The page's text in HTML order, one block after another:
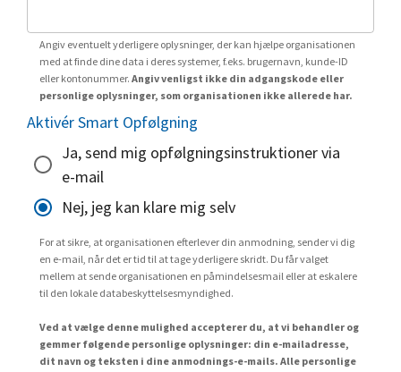
Angiv eventuelt yderligere oplysninger, der kan hjælpe organisationen
med at finde dine data i deres systemer, f.eks. brugernavn, kunde-ID
eller kontonummer. Angiv venligst ikke din adgangskode eller
personlige oplysninger, som organisationen ikke allerede har.
Aktivér Smart Opfølgning
Ja, send mig opfølgningsinstruktioner via
e-mail
Nej, jeg kan klare mig selv
For at sikre, at organisationen efterlever din anmodning, sender vi dig
en e-mail, når det er tid til at tage yderligere skridt. Du får valget
mellem at sende organisationen en påmindelsesmail eller at eskalere
til den lokale databeskyttelsesmyndighed.
Ved at vælge denne mulighed accepterer du, at vi behandler og
gemmer følgende personlige oplysninger: din e-mailadresse,
dit navn og teksten i dine anmodnings-e-mails. Alle personlige